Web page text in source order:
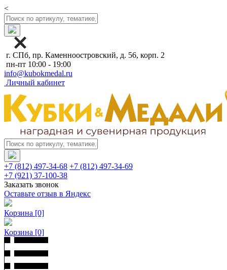
<
г. СПб, пр. Каменноостровский, д. 56, корп. 2
пн-пт 10:00 - 19:00
info@kubokmedal.ru
Личный кабинет
+7 (812) 497-34-68 +7 (812) 497-34-69
+7 (921) 37-100-38
Заказать звонок
Оставьте отзыв в Яндекс
Корзина [0]
Корзина [0]